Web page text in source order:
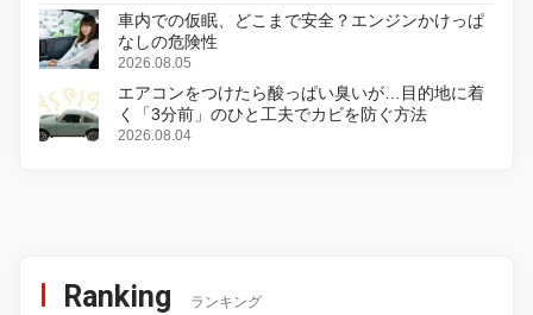
車内での仮眠、どこまで安全？エンジンかけっぱ
なしの危険性
2026.08.05
エアコンをつけたら酸っぱい臭いが…目的地に着
く「3分前」のひと工夫でカビを防ぐ方法
2026.08.04
Ranking ランキング